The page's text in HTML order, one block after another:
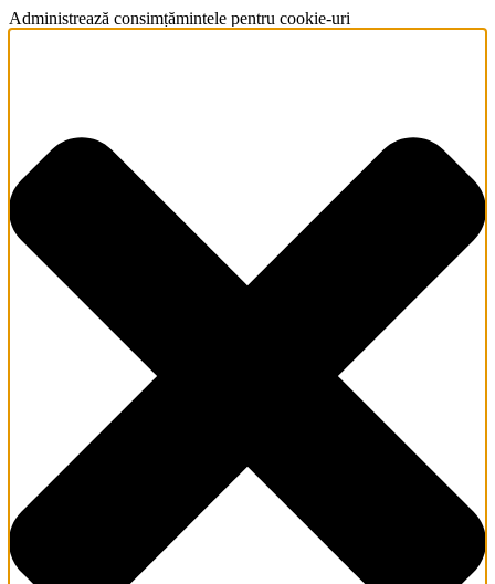
Administrează consimțămintele pentru cookie-uri